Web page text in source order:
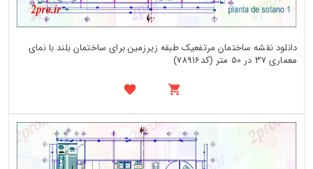
دانلود نقشه ساختمان مرتفعیک طبقه زیرزمین برای ساختمان بلند با نمای
معماری 37 در 50 متر (کد78916)